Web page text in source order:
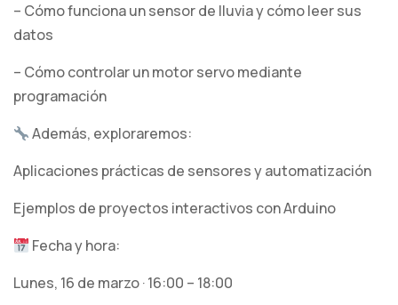
– Cómo funciona un sensor de lluvia y cómo leer sus
datos
– Cómo controlar un motor servo mediante
programación
Además, exploraremos:
Aplicaciones prácticas de sensores y automatización
Ejemplos de proyectos interactivos con Arduino
Fecha y hora:
Lunes, 16 de marzo · 16:00 – 18:00